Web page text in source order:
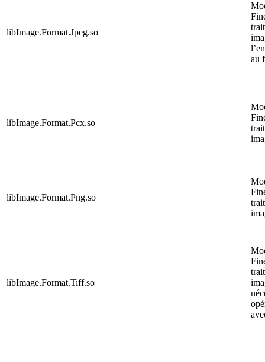
libImage.Format.Jpeg.so
au
libImage.Format.Pcx.so
libImage.Format.Png.so
libImage.Format.Tiff.so